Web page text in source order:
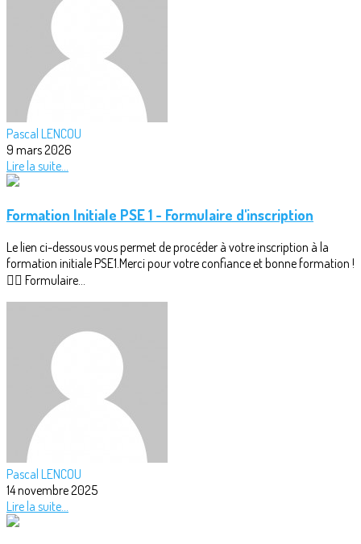
Pascal LENCOU
9 mars 2026
Lire la suite...
Formation Initiale PSE 1 - Formulaire d'inscription
Le lien ci-dessous vous permet de procéder à votre inscription à la
formation initiale PSE1.Merci pour votre confiance et bonne formation !
👉🏻 Formulaire...
Pascal LENCOU
14 novembre 2025
Lire la suite...